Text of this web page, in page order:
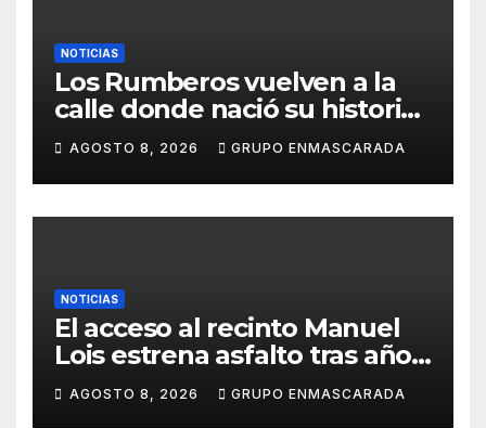
NOTICIAS
Los Rumberos vuelven a la
calle donde nació su historia:
51 años después, el mismo
barrio, el mismo orgullo
AGOSTO 8, 2026 GRUPO ENMASCARADA
NOTICIAS
El acceso al recinto Manuel
Lois estrena asfalto tras años
de espera
AGOSTO 8, 2026 GRUPO ENMASCARADA